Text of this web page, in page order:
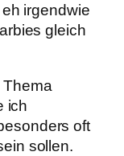
irgendwie
gleich
ich
oft
sollen.